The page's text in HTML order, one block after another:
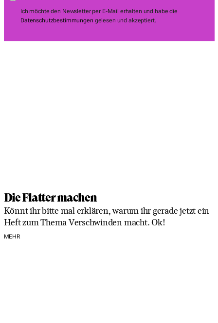
Ich möchte den Newsletter per E-Mail erhalten und habe die
Datenschutzbestimmungen gelesen und akzeptiert.
Die Flatter machen
Könnt ihr bitte mal erklären, warum ihr gerade jetzt ein
Heft zum Thema Verschwinden macht. Ok!
MEHR